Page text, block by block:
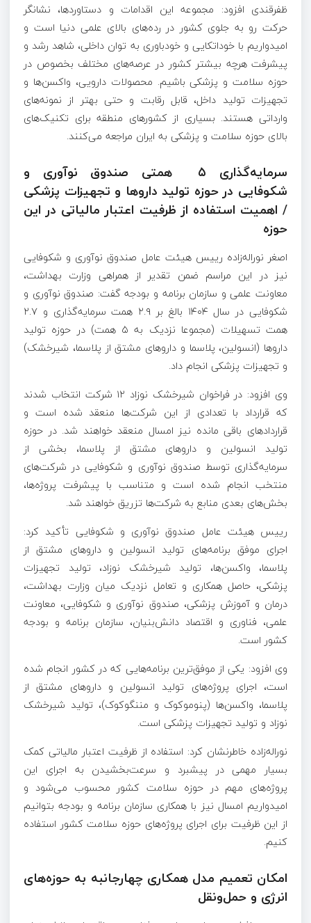
ظفرقندی افزود: مجموعه این اقدامات و دستاوردها، نشانگر
حرکت رو به جلوی کشور در رده‌های بالای علمی دنیا است و
امیدواریم با خوداتکایی و خودباوری به توان داخلی، شاهد رشد و
پیشرفت هرچه بیشتر کشور در عرصه‌های مختلف بخصوص در
حوزه سلامت و پزشکی باشیم. محصولات دارویی، واکسن‌ها و
تجهیزات تولید داخل، قابل رقابت و حتی بهتر از نمونه‌های
وارداتی هستند. بسیاری از کشورهای منطقه برای تکنیک‌های
بالای حوزه سلامت و پزشکی به ایران مراجعه می‌کنند.
سرمایه‌گذاری ۵ همتی صندوق نوآوری و
شکوفایی در حوزه تولید داروها و تجهیزات پزشکی
/ اهمیت استفاده از ظرفیت اعتبار مالیاتی در این
حوزه
اصغر نوراله‌زاده رییس هیئت عامل صندوق نوآوری و شکوفایی
نیز در این مراسم ضمن تقدیر از همراهی وزارت بهداشت،
معاونت علمی و سازمان برنامه و بودجه گفت: صندوق نوآوری و
شکوفایی در سال ۱۴۰۴ بالغ بر ۲.۹ همت سرمایه‌گذاری و ۲.۷
همت تسهیلات (مجموعا نزدیک به ۵ همت) در حوزه تولید
دارو‌ها (انسولین، پلاسما و دارو‌های مشتق از پلاسما، شیرخشک)
و تجهیزات پزشکی انجام داد.
وی افزود: در فراخوان شیرخشک نوزاد ۱۲ شرکت انتخاب شدند
که قرارداد با تعدادی از این شرکت‌ها منعقد شده است و
قرارداد‌های باقی مانده نیز امسال منعقد خواهند شد. در حوزه
تولید انسولین و دارو‌های مشتق از پلاسما، بخشی از
سرمایه‌گذاری توسط صندوق نوآوری و شکوفایی در شرکت‌های
منتخب انجام شده است و متناسب با پیشرفت پروژه‌ها،
بخش‌های بعدی منابع به شرکت‌ها تزریق خواهند شد.
رییس هیئت عامل صندوق نوآوری و شکوفایی تأکید کرد:
اجرای موفق برنامه‌های تولید انسولین و دارو‌های مشتق از
پلاسما، واکسن‌ها، تولید شیرخشک نوزاد، تولید تجهیزات
پزشکی، حاصل همکاری و تعامل نزدیک میان وزارت بهداشت،
درمان و آموزش پزشکی، صندوق نوآوری و شکوفایی، معاونت
علمی، فناوری و اقتصاد دانش‌بنیان، سازمان برنامه و بودجه
کشور است.
وی افزود: یکی از موفق‌ترین برنامه‌هایی که در کشور انجام شده
است، اجرای پروژه‌های تولید انسولین و داروهای مشتق از
پلاسما، واکسن‌ها (پنوموکوک و مننگوکوک)، تولید شیرخشک
نوزاد و تولید تجهیزات پزشکی است.
نوراله‌زاده خاطرنشان کرد: استفاده از ظرفیت اعتبار مالیاتی کمک
بسیار مهمی در پیشبرد و سرعت‌بخشیدن به اجرای این
پروژه‌های مهم در حوزه سلامت کشور محسوب می‌شود و
امیدواریم امسال نیز با همکاری سازمان برنامه و بودجه بتوانیم
از این ظرفیت برای اجرای پروژه‌‎های حوزه سلامت کشور استفاده
کنیم.
امکان تعمیم مدل همکاری چهارجانبه به حوزه‌های
انرژی و حمل‌ونقل